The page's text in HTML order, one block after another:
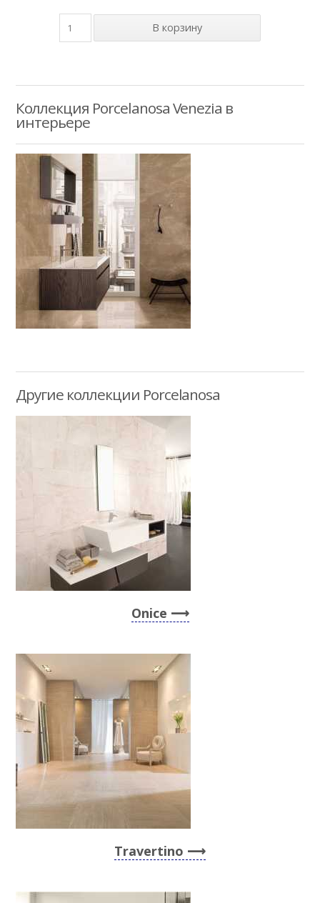
Коллекция Porcelanosa Venezia в
интерьере
Другие коллекции Porcelanosa
Onice
Travertino